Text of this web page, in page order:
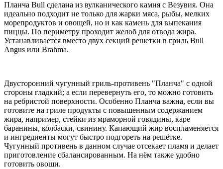
Планча Bull сделана из вулканического камня с Везувия. Она
идеально подходит не только для жарки мяса, рыбы, мелких
морепродуктов и овощей, но и как камень для выпекания
пиццы. По периметру проходит желоб для отвода жира.
Устанавливается вместо двух секций решетки в гриль Bull
Angus или Brahma.
Двусторонний чугунный гриль-противень "Планча" с одной
стороны гладкий; а если перевернуть его, то можно готовить
на ребристой поверхности. Особенно Планча важна, если вы
готовите на гриле продукты с повышенным содержанием
жира, например, стейки из мраморной говядины, каре
баранины, колбаски, свинину. Капающий жир воспламеняется
и ингредиенты могут быстро подгореть на решётке.
Чугунный противень в данном случае отсекает пламя и делает
приготовление сбалансированным. На нём также удобно
готовить овощи.